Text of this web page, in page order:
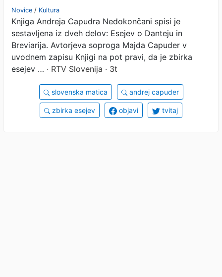
Novice / Kultura
Knjiga Andreja Capudra Nedokončani spisi je
sestavljena iz dveh delov: Esejev o Danteju in
Breviarija. Avtorjeva soproga Majda Capuder v
uvodnem zapisu Knjigi na pot pravi, da je zbirka
esejev … · RTV Slovenija · 3t
slovenska matica andrej capuder
zbirka esejev objavi tvitaj